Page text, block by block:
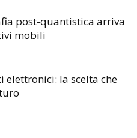
post-quantistica arriva
mobili
elettronici: la scelta che